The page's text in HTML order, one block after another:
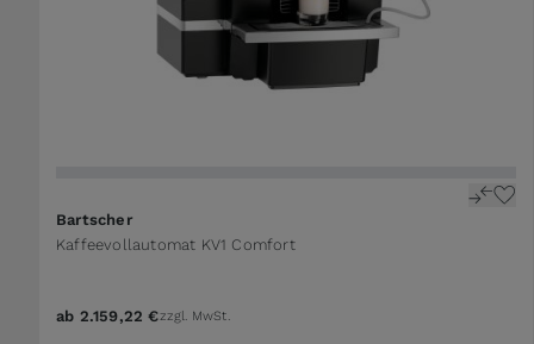
Bartscher
Kaffeevollautomat KV1 Comfort
ab 2.159,22 €zzgl. MwSt.